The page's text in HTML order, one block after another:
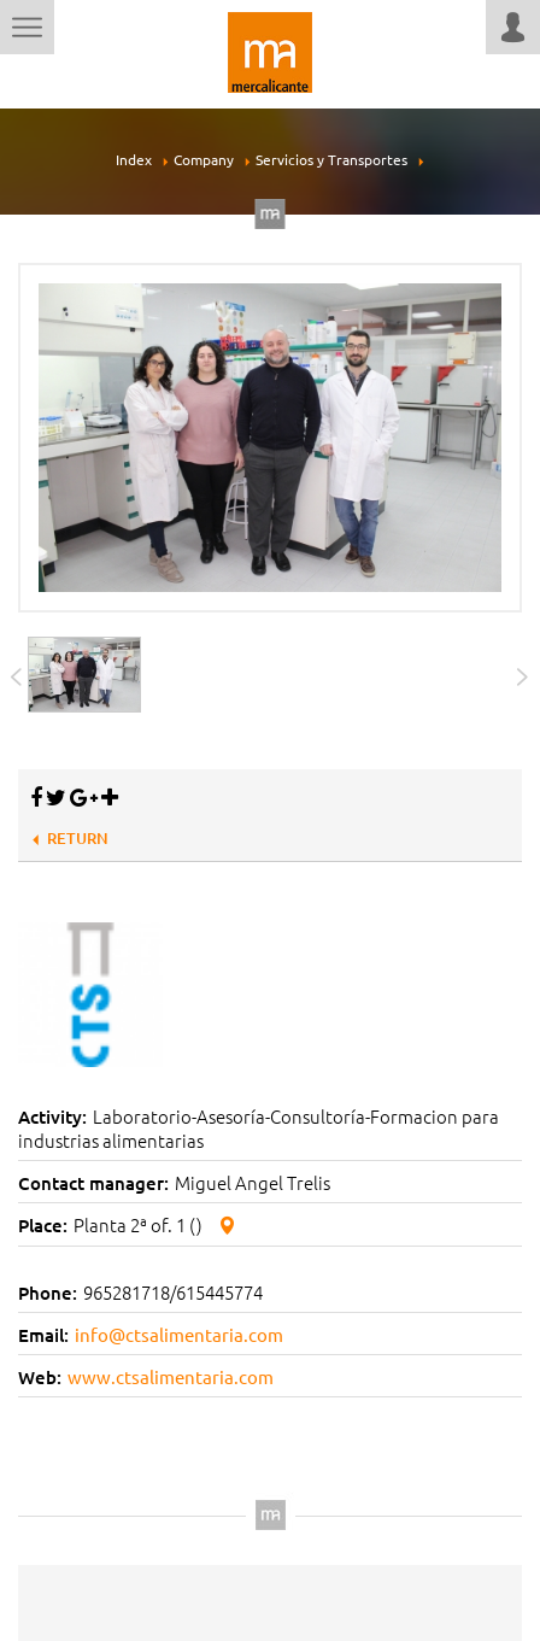
Index Company Servicios y Transportes
RETURN
Activity: Laboratorio-Asesoría-Consultoría-Formacion para
industrias alimentarias
Contact manager: Miguel Angel Trelis
Place: Planta 2ª of. 1 ()
Phone: 965281718/615445774
Email: info@ctsalimentaria.com
Web: www.ctsalimentaria.com